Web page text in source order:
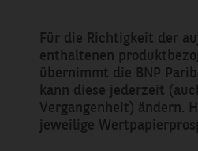
Für die Richtigkeit der
enthaltenen
übernimmt die BNP
kann diese jederzeit
Vergangenheit) ändern.
jeweilige